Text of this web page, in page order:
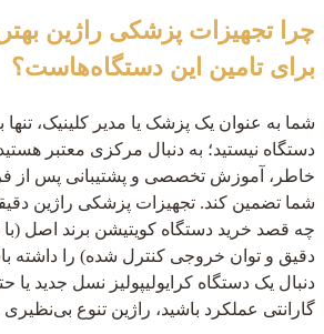
چرا تجهیزات پزشکی راژین
برای تامین این دستگاه‌هاست؟
شما به عنوان یک پزشک یا مدیر کلینیک، تنها
دستگاه نیستید؛ به دنبال مرکزی معتبر
خاطر، آموزش تخصصی و پشتیبانی پس از
شما تضمین کند. تجهیزات پزشکی راژین
چه قصد خرید دستگاه کویتیشن برند اصل
دقیق و توان خروجی کنترل شده) را داشته
دنبال یک دستگاه کرایولیپولیز نسل جدید
گارانتی عملکرد باشید، راژین تنوع بی‌نظیری